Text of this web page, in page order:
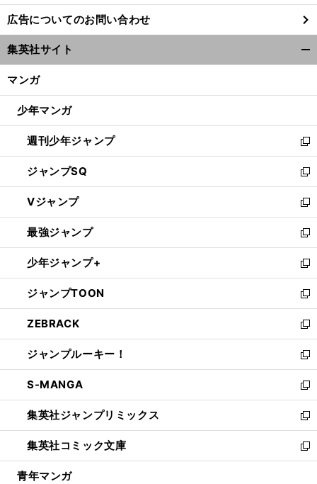
し
い
ウ
ィ
ン
ウ
開
く
広告についてのお問い合わせ
集英社サイト
マンガ
少年マンガ
週刊少年ジャンプ
新
し
い
ウ
ィ
ン
ド
ウ
で
開
く
ジャンプSQ
新
し
い
ウ
ィ
ン
ド
ウ
で
開
く
Vジャンプ
新
し
い
ウ
ィ
ン
ド
ウ
で
開
く
最強ジャンプ
新
し
い
ウ
ィ
ン
ド
ウ
で
開
く
少年ジャンプ+
新
し
い
ウ
ィ
ン
ド
ウ
で
開
く
ジャンプTOON
新
し
い
ウ
ィ
ン
ド
ウ
で
開
く
ZEBRACK
新
し
い
ウ
ィ
ン
ド
ウ
で
開
ジャンプルーキー！
新
し
い
ウ
ィ
ン
ド
ウ
S-MANGA
新
し
い
ウ
ィ
ン
集英社ジャンプリミックス
新
し
い
ウ
集英社コミック文庫
新
し
青年マンガ